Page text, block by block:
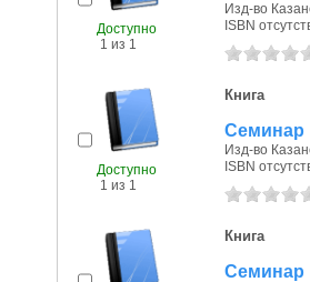
Доступно
1 из 1
Изд-во
ISBN
Доступно
1 из 1
Книга
Семинар
Изд-во
ISBN
Книга
Семинар